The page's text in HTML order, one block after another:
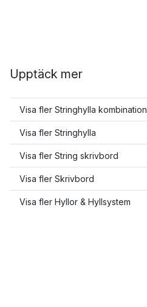
Upptäck mer
Visa fler Stringhylla kombination
Visa fler Stringhylla
Visa fler String skrivbord
Visa fler Skrivbord
Visa fler Hyllor & Hyllsystem